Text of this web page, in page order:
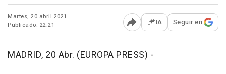
Martes, 20 abril 2021
Publicado: 22:21
Abrir opciones para
IA Seguir en
MADRID, 20 Abr. (EUROPA PRESS) -